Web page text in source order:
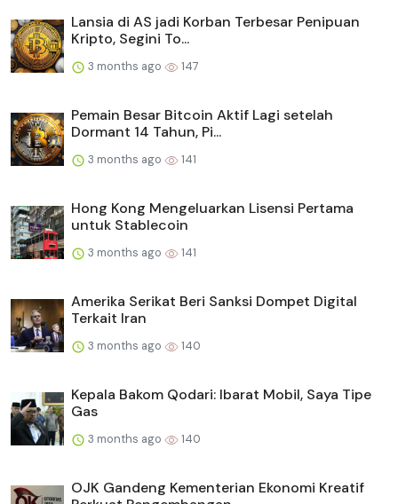
Lansia di AS jadi Korban Terbesar Penipuan
Kripto, Segini To...
3 months ago 147
Pemain Besar Bitcoin Aktif Lagi setelah
Dormant 14 Tahun, Pi...
3 months ago 141
Hong Kong Mengeluarkan Lisensi Pertama
untuk Stablecoin
3 months ago 141
Amerika Serikat Beri Sanksi Dompet Digital
Terkait Iran
3 months ago 140
Kepala Bakom Qodari: Ibarat Mobil, Saya Tipe
Gas
3 months ago 140
OJK Gandeng Kementerian Ekonomi Kreatif